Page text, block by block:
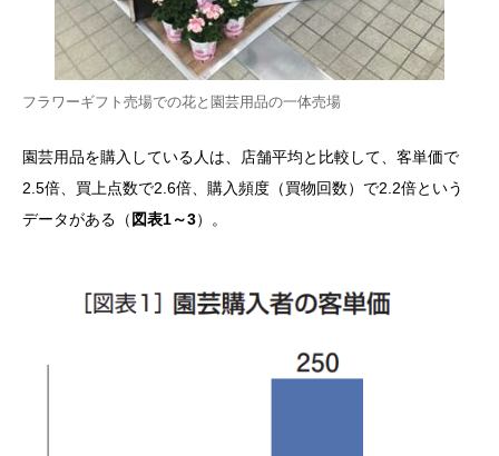
フラワーギフト売場での花と園芸用品の一体売場
園芸用品を購入している人は、店舗平均と比較して、客単価で
2.5倍、買上点数で2.6倍、購入頻度（買物回数）で2.2倍という
データがある（ 図表1～3）。